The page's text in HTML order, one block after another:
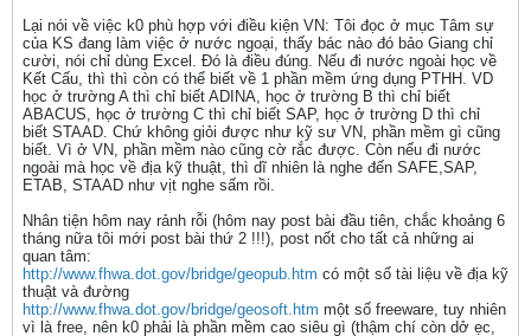
Lại nói về việc k0 phù hợp với điều kiện VN: Tôi đọc ở mục Tâm sự
của KS đang làm việc ở nước ngoại, thấy bác nào đó bảo Giang chỉ
cười, nói chỉ dùng Excel. Đó là điều đúng. Nếu đi nước ngoài học về
Kết Cấu, thì thì còn có thể biết về 1 phần mềm ứng dụng PTHH. VD
học ở trường A thì chỉ biết ADINA, học ở trường B thì chỉ biết
ABACUS, học ở trường C thì chỉ biết SAP, học ở trường D thì chỉ
biết STAAD. Chứ không giỏi được như kỹ sư VN, phần mềm gì cũng
biết. Vì ở VN, phần mềm nào cũng cờ rắc được. Còn nếu đi nước
ngoài mà học về địa kỹ thuật, thì dĩ nhiên là nghe đến SAFE,SAP,
ETAB, STAAD như vịt nghe sấm rồi.
Nhân tiện hôm nay rảnh rỗi (hôm nay post bài đầu tiên, chắc khoảng 6
tháng nữa tôi mới post bài thứ 2 !!!), post nốt cho tất cả những ai
quan tâm:
http://www.fhwa.dot.gov/bridge/geopub.htm có một số tài liệu về địa kỹ
thuật và đường
http://www.fhwa.dot.gov/bridge/geosoft.htm một số freeware, tuy nhiên
vì là free, nên k0 phải là phần mềm cao siêu gì (thậm chí còn dở ẹc,